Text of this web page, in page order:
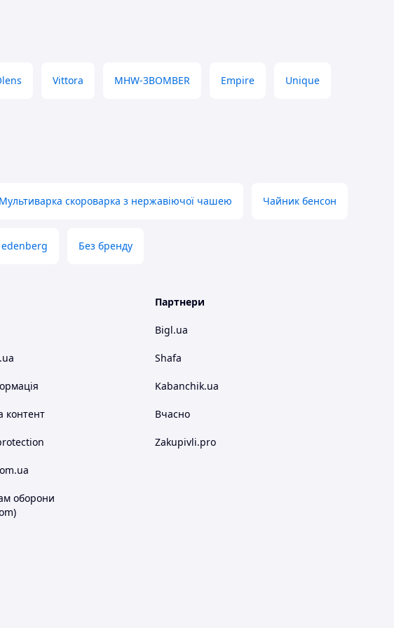
Vittora MHW-3BOMBER Empire Unique
Мультиварка скороварка з нержавіючої чашею Чайник бенсон
Без бренду
контент
оборони
Партнери
Bigl.ua
Shafa
Kabanchik.ua
Вчасно
Zakupivli.pro